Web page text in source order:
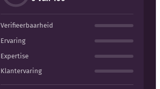
Verifieerbaarheid
Ervaring
Expertise
Klantervaring